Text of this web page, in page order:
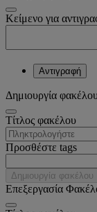
Κείμενο για
Αντιγραφή
Δημιουργία
Tίτλος φακέλου
Προσθέστε tags
Δημιουργία φακέλου
Επεξεργασία